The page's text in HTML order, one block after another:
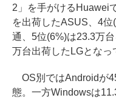
2」を手がけるHuawei
を出荷したASUS、4
通、5位(6%)は23.3万
万台出荷したLGとなっ
OS別ではAndroidが
態。一方Windowsは